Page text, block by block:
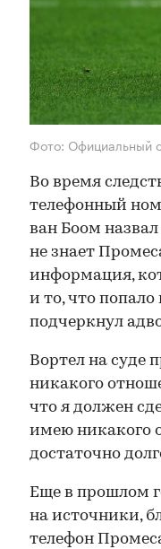
Фото: Официальный
Во время
телефонный
ван Боом
не знает
информация,
и то, что
подчеркнул
Вортел на суде
никакого
что я должен
имею никакого
достаточно
Еще в прошлом
на источники,
телефон